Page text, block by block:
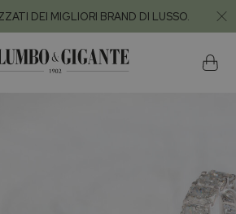
DEI MIGLIORI BRAND DI LUSSO.